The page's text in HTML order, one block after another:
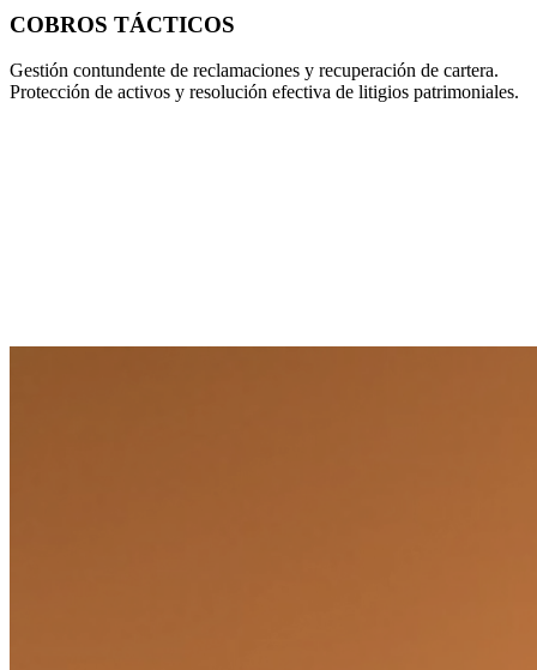
COBROS TÁCTICOS
Gestión contundente de reclamaciones y recuperación de cartera.
Protección de activos y resolución efectiva de litigios patrimoniales.